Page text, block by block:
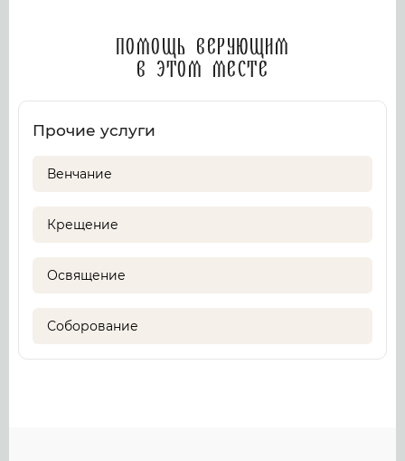
Помощь верующим
в этом месте
Прочие услуги
Венчание
Крещение
Освящение
Соборование